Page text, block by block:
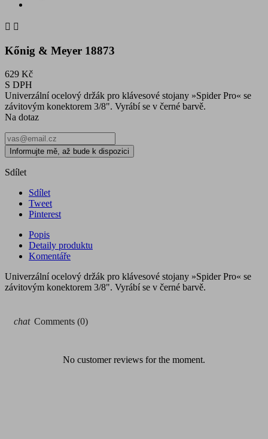
 
Kőnig & Meyer 18873
629 Kč
S DPH
Univerzální ocelový držák pro klávesové stojany »Spider Pro« se
závitovým konektorem 3/8". Vyrábí se v černé barvě.
Na dotaz
Informujte mě, až bude k dispozici
Sdílet
Sdílet
Tweet
Pinterest
Popis
Detaily produktu
Komentáře
Univerzální ocelový držák pro klávesové stojany »Spider Pro« se
závitovým konektorem 3/8". Vyrábí se v černé barvě.
chat Comments (0)
No customer reviews for the moment.